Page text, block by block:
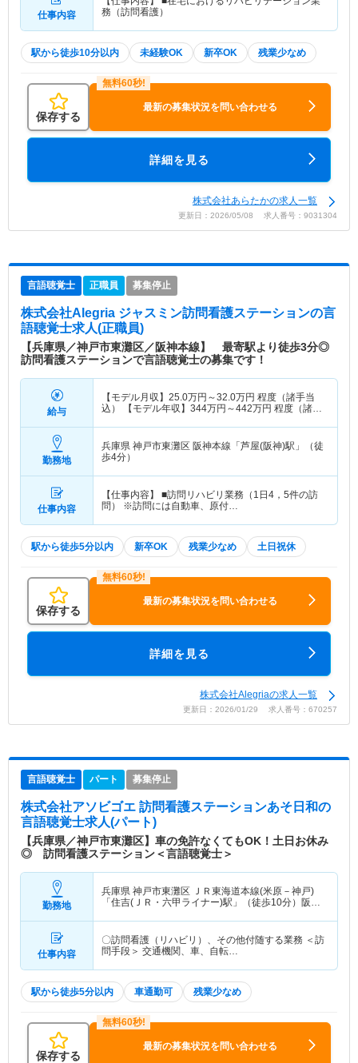
仕事内容
務（訪問看護）
駅から徒歩10分以内 未経験OK 新卒OK 残業少なめ
保存する
最新の募集状況を問い合わせる
詳細を見る
株式会社あらたかの求人一覧
更新日：2026/05/08 求人番号：9031304
言語聴覚士 正職員 募集停止
株式会社Alegria ジャスミン訪問看護ステーションの言
語聴覚士求人(正職員)
【兵庫県／神戸市東灘区／阪神本線】 最寄駅より徒歩3分◎
訪問看護ステーションで言語聴覚士の募集です！
給与
【モデル月収】 25.0万円～32.0万円 程度（諸手当
込） 【モデル年収】 344万円～442万円 程度（諸手
勤務地
兵庫県 神戸市東灘区 阪神本線「芦屋(阪神)駅」（徒
歩4分）
仕事内容
【仕事内容】 ■訪問リハビリ業務（1日4，5件の訪
問） ※訪問には自動車、原付…
駅から徒歩5分以内 新卒OK 残業少なめ 土日祝休
保存する
最新の募集状況を問い合わせる
詳細を見る
株式会社Alegriaの求人一覧
更新日：2026/01/29 求人番号：670257
言語聴覚士 パート 募集停止
株式会社アソビゴエ 訪問看護ステーションあそ日和の
言語聴覚士求人(パート)
【兵庫県／神戸市東灘区】車の免許なくてもOK！土日お休み
◎ 訪問看護ステーション＜言語聴覚士＞
勤務地
兵庫県 神戸市東灘区 ＪＲ東海道本線(米原－神戸)
「住吉(ＪＲ・六甲ライナー)駅」（徒歩10分）阪神
仕事内容
〇訪問看護（リハビリ）、その他付随する業務 ＜訪
問手段＞ 交通機関、車、自転…
駅から徒歩5分以内 車通勤可 残業少なめ
保存する
最新の募集状況を問い合わせる